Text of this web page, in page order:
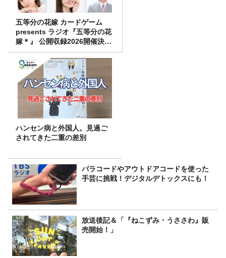
五等分の花嫁 カードゲーム
presents ラジオ『五等分の花
嫁＊』 公開収録2026開催決
定！
ハンセン病と外国人。見過ご
されてきた二重の差別
パラコードやアウトドアコードを使った
手芸に挑戦！デジタルデトックスにも！
放送後記＆「『ねこずみ・うささわ』販
売開始！」